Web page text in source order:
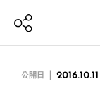
公開日 2016.10.11